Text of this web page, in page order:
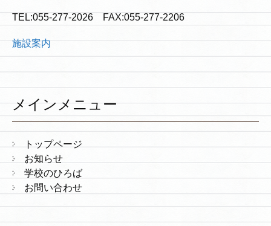
TEL:055-277-2026 FAX:055-277-2206
施設案内
メインメニュー
トップページ
お知らせ
学校のひろば
お問い合わせ